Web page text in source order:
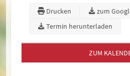
Drucken
zum
Termin herunterladen
ZUM